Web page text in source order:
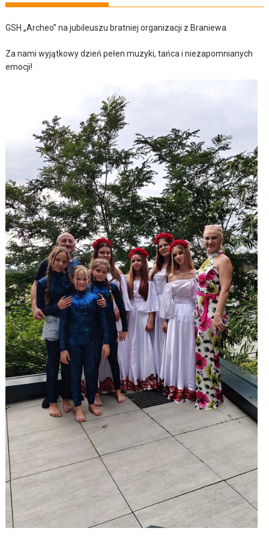
GSH „Archeo” na jubileuszu bratniej organizacji z Braniewa
Za nami wyjątkowy dzień pełen muzyki, tańca i niezapomnianych
emocji!